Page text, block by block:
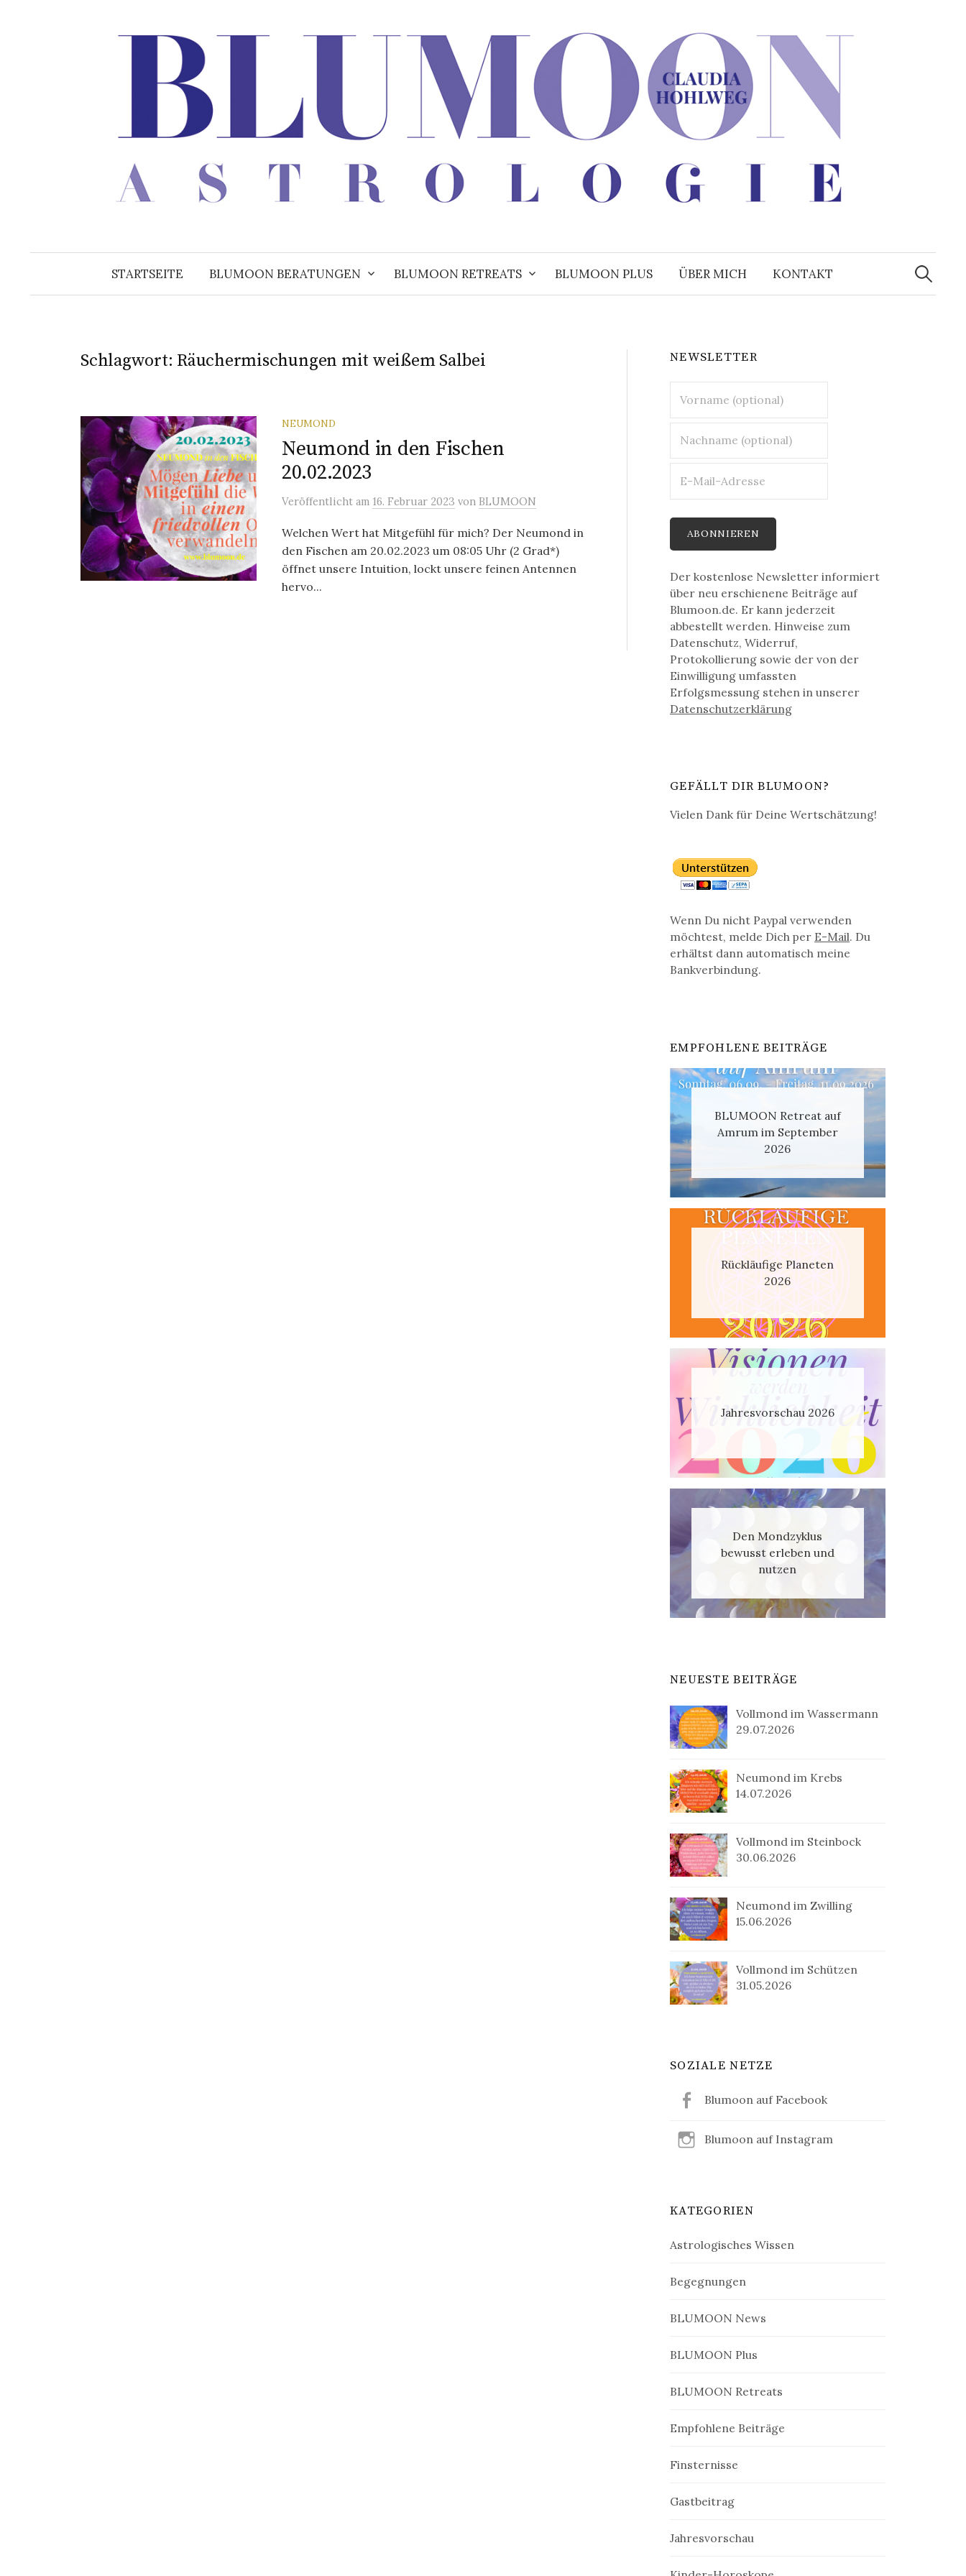
STARTSEITE BLUMOON BERATUNGEN BLUMOON RETREATS BLUMOON PLUS ÜBER MICH KONTAKT
Suchen
nach:
Schlagwort: Räuchermischungen mit weißem Salbei
NEUMOND
Neumond in den Fischen
20.02.2023
Veröffentlicht am 16. Februar 2023 von BLUMOON
Welchen Wert hat Mitgefühl für mich? Der Neumond in
den Fischen am 20.02.2023 um 08:05 Uhr (2 Grad*)
öffnet unsere Intuition, lockt unsere feinen Antennen
hervo...
NEWSLETTER
Der kostenlose Newsletter informiert
über neu erschienene Beiträge auf
Blumoon.de. Er kann jederzeit
abbestellt werden. Hinweise zum
Datenschutz, Widerruf,
Protokollierung sowie der von der
Einwilligung umfassten
Erfolgsmessung stehen in unserer
Datenschutz­erklärung
GEFÄLLT DIR BLUMOON?
Vielen Dank für Deine Wertschätzung!
Wenn Du nicht Paypal verwenden
möchtest, melde Dich per E-Mail. Du
erhältst dann automatisch meine
Bankverbindung.
EMPFOHLENE BEITRÄGE
BLUMOON Retreat auf
Amrum im September
2026
Rückläufige Planeten
2026
Jahresvorschau 2026
Den Mondzyklus
bewusst erleben und
nutzen
NEUESTE BEITRÄGE
Vollmond im Wassermann
29.07.2026
Neumond im Krebs
14.07.2026
Vollmond im Steinbock
30.06.2026
Neumond im Zwilling
15.06.2026
Vollmond im Schützen
31.05.2026
SOZIALE NETZE
Blumoon auf Facebook
Blumoon auf Instagram
KATEGORIEN
Astrologisches Wissen
Begegnungen
BLUMOON News
BLUMOON Plus
BLUMOON Retreats
Empfohlene Beiträge
Finsternisse
Gastbeitrag
Jahresvorschau